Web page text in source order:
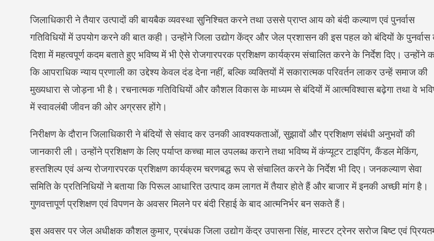
जिलाधिकारी ने तैयार उत्पादों की बायबैक व्यवस्था सुनिश्चित करने तथा उससे प्राप्त आय को बंदी कल्याण एवं पुनर्वास
गतिविधियों में उपयोग करने की बात कही। उन्होंने जिला उद्योग केंद्र और जेल प्रशासन की इस पहल को बंदियों के पुनर्वास
दिशा में महत्वपूर्ण कदम बताते हुए भविष्य में भी ऐसे रोजगारपरक प्रशिक्षण कार्यक्रम संचालित करने के निर्देश दिए। उन्होंने
कि आपराधिक न्याय प्रणाली का उद्देश्य केवल दंड देना नहीं, बल्कि व्यक्तियों में सकारात्मक परिवर्तन लाकर उन्हें समाज की
मुख्यधारा से जोड़ना भी है। रचनात्मक गतिविधियों और कौशल विकास के माध्यम से बंदियों में आत्मविश्वास बढ़ेगा तथा वे
में स्वावलंबी जीवन की ओर अग्रसर होंगे।
निरीक्षण के दौरान जिलाधिकारी ने बंदियों से संवाद कर उनकी आवश्यकताओं, सुझावों और प्रशिक्षण संबंधी अनुभवों की
जानकारी ली। उन्होंने प्रशिक्षण के लिए पर्याप्त कच्चा माल उपलब्ध कराने तथा भविष्य में कंप्यूटर टाइपिंग, कैंडल मेकिंग,
हस्तशिल्प एवं अन्य रोजगारपरक प्रशिक्षण कार्यक्रम चरणबद्ध रूप से संचालित करने के निर्देश भी दिए। जनकल्याण सेवा
समिति के प्रतिनिधियों ने बताया कि पिरूल आधारित उत्पाद कम लागत में तैयार होते हैं और बाजार में इनकी अच्छी मांग है।
गुणवत्तापूर्ण प्रशिक्षण एवं विपणन के अवसर मिलने पर बंदी रिहाई के बाद आत्मनिर्भर बन सकते हैं।
इस अवसर पर जेल अधीक्षक कौशल कुमार, प्रबंधक जिला उद्योग केंद्र उपासना सिंह, मास्टर ट्रेनर सरोज बिष्ट एवं